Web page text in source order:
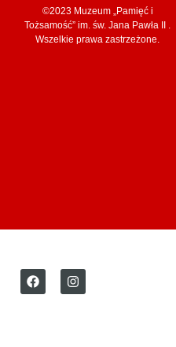
©2023 Muzeum „Pamięć i
Tożsamość” im. św. Jana Pawła II .
Wszelkie prawa zastrzeżone.